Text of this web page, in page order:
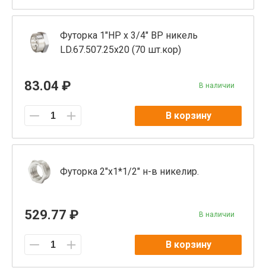
Футорка 1"НР х 3/4" ВР никель
LD.67.507.25х20 (70 шт.кор)
83.04 ₽ В наличии
В корзину
Футорка 2"x1*1/2" н-в никелир.
529.77 ₽ В наличии
В корзину